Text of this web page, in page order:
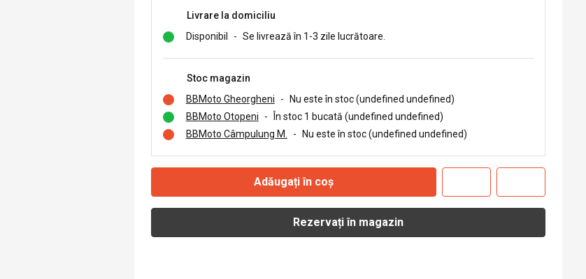
Livrare la domiciliu
Disponibil
- Se livrează în 1-3 zile lucrătoare.
Stoc magazin
BBMoto Gheorgheni
-
Nu este în stoc (undefined undefined)
BBMoto Otopeni
-
În stoc 1 bucată (undefined undefined)
BBMoto Câmpulung M.
- Nu este în stoc (undefined undefined)
Adăugați în coș
Rezervați în magazin